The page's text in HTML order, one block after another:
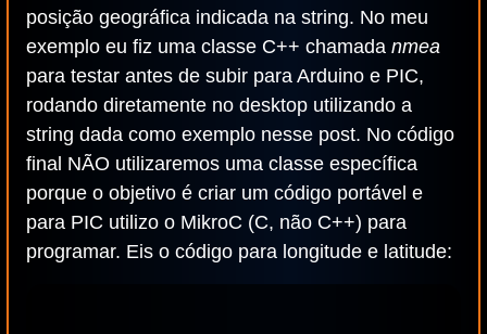
posição geográfica indicada na string. No meu
exemplo eu fiz uma classe C++ chamada nmea
para testar antes de subir para Arduino e PIC,
rodando diretamente no desktop utilizando a
string dada como exemplo nesse post. No código
final NÃO utilizaremos uma classe específica
porque o objetivo é criar um código portável e
para PIC utilizo o MikroC (C, não C++) para
programar. Eis o código para longitude e latitude: